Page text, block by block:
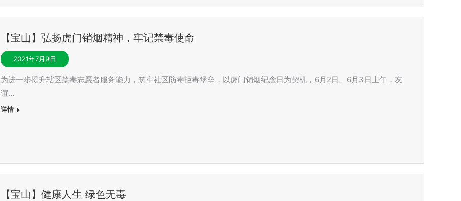
【宝山】弘扬虎门销烟精神，牢记禁毒使命
2021年7月9日
为进一步提升辖区禁毒志愿者服务能力，筑牢社区防毒拒毒堡垒，以虎门销烟纪念日为契机，6月2日、6月3日上午，友
谊…
详情
【宝山】健康人生 绿色无毒